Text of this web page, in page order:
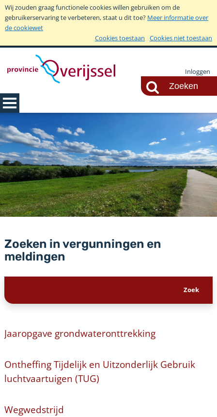
Wij zouden graag functionele cookies willen gebruiken om de
gebruikerservaring te verbeteren, staat u dit toe? Meer informatie over
de cookiewet
Cookies toestaan
Cookies niet toestaan
Inloggen
Zoeken in vergunningen en
meldingen
Jaaropgave grondwateronttrekking
Ontheffing Tijdelijk en Uitzonderlijk Gebruik
luchtvaartuigen (TUG)
Wegwedstrijd